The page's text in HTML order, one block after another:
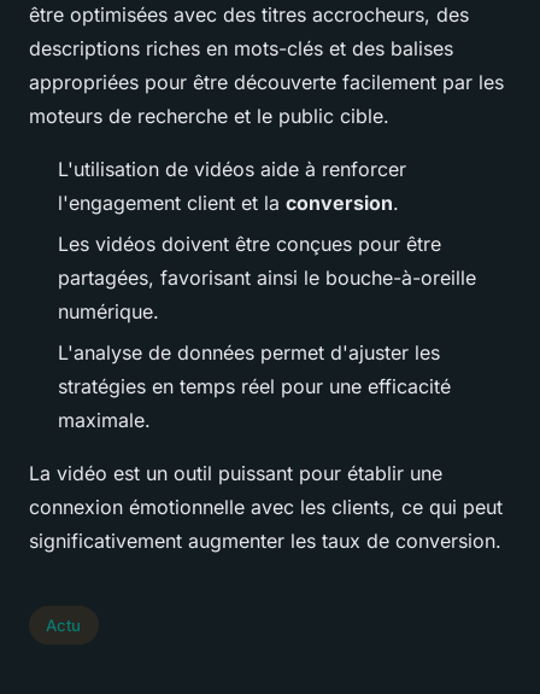
être optimisées avec des titres accrocheurs, des
descriptions riches en mots-clés et des balises
appropriées pour être découverte facilement par les
moteurs de recherche et le public cible.
L'utilisation de vidéos aide à renforcer
l'engagement client et la conversion.
Les vidéos doivent être conçues pour être
partagées, favorisant ainsi le bouche-à-oreille
numérique.
L'analyse de données permet d'ajuster les
stratégies en temps réel pour une efficacité
maximale.
La vidéo est un outil puissant pour établir une
connexion émotionnelle avec les clients, ce qui peut
significativement augmenter les taux de conversion.
Actu